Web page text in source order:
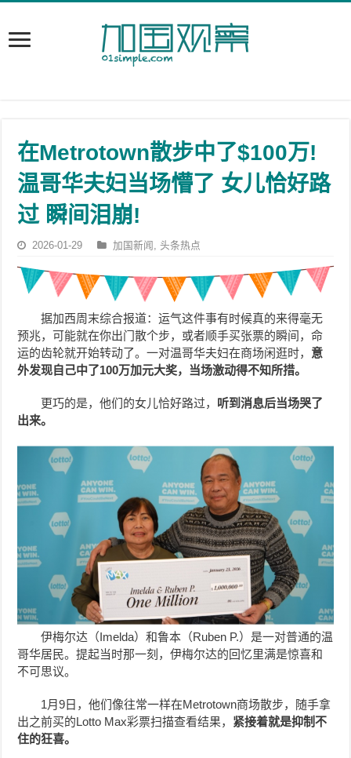
在Metrotown散步中了$100万!
温哥华夫妇当场懵了 女儿恰好路
过 瞬间泪崩!
2026-01-29 加国新闻 ,头条热点
据加西周末综合报道：运气这件事有时候真的来得毫无
预兆，可能就在你出门散个步，或者顺手买张票的瞬间，命
运的齿轮就开始转动了。一对温哥华夫妇在商场闲逛时， 意
外发现自己中了100万加元大奖，当场激动得不知所措。
更巧的是，他们的女儿恰好路过， 听到消息后当场哭了
出来。
伊梅尔达（Imelda）和鲁本（Ruben P.）是一对普通的温
哥华居民。提起当时那一刻，伊梅尔达的回忆里满是惊喜和
不可思议。
1月9日，他们像往常一样在Metrotown商场散步，随手拿
出之前买的Lotto Max彩票扫描查看结果， 紧接着就是抑制不
住的狂喜。